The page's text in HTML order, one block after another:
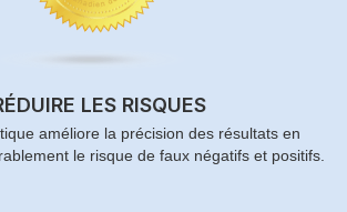
LES RISQUES
améliore la précision des résultats en
le risque de faux négatifs et positifs.